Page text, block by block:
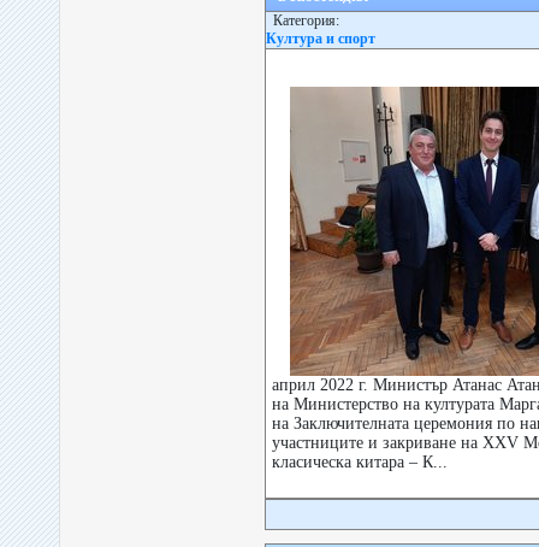
Категория:
Култура и спорт
април 2022 г. Министър Атанас
на Министерство на културата
на Заключителната церемония по
участниците и закриване на XXV
класическа китара – К...